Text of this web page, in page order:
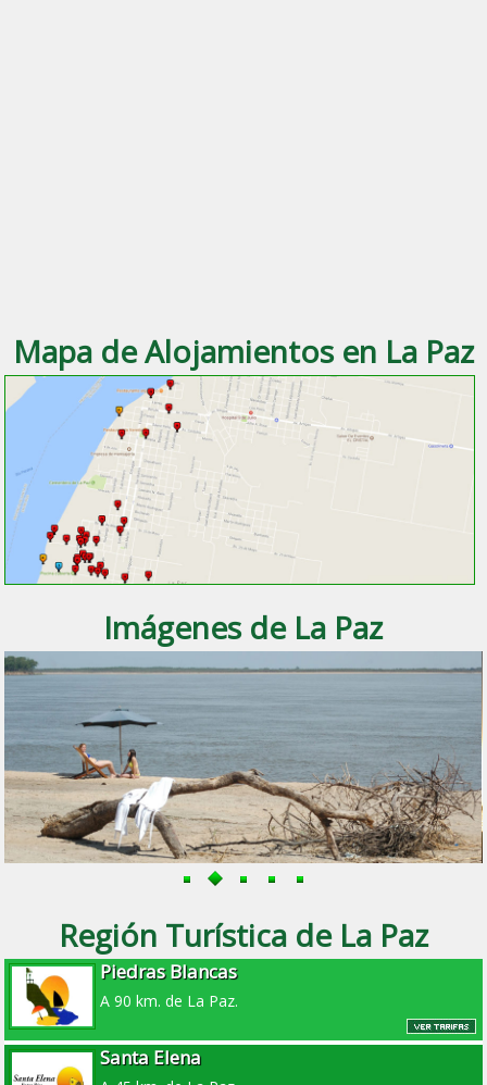
Mapa de Alojamientos en La Paz
Imágenes de La Paz
Región Turística de La Paz
Piedras Blancas
A 90 km. de La Paz.
Santa Elena